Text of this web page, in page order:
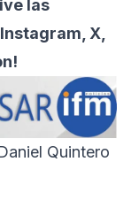
las
X,
Quintero